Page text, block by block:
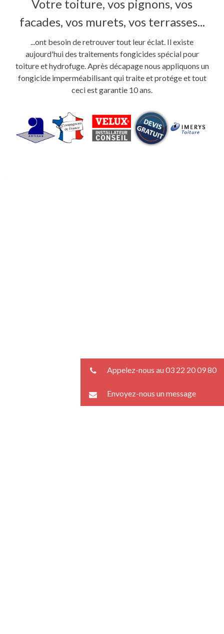
Votre toiture, vos pignons, vos
facades, vos murets, vos terrasses...
...ont besoin de retrouver tout leur éclat. Il existe
aujourd'hui des traitements fongicides spécial pour
toiture et hydrofuge. Après décapage nous appliquons un
fongicide imperméabilisant qui traite et protége et tout
ceci est garantie 10 ans.
Appelez-nous au 03 22 20 09 80
Envoyez-nous un message